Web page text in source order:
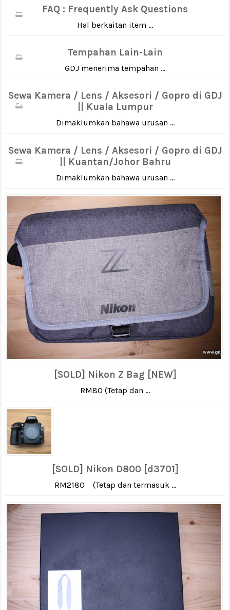
FAQ : Frequently Ask Questions
Hal berkaitan item ...
Tempahan Lain-Lain
GDJ menerima tempahan ...
Sewa Kamera / Lens / Aksesori / Gopro di GDJ
|| Kuala Lumpur
Dimaklumkan bahawa urusan ...
Sewa Kamera / Lens / Aksesori / Gopro di GDJ
|| Kuantan/Johor Bahru
Dimaklumkan bahawa urusan ...
[SOLD] Nikon Z Bag [NEW]
RM80 (Tetap dan ...
[SOLD] Nikon D800 [d3701]
RM2180 (Tetap dan termasuk ...